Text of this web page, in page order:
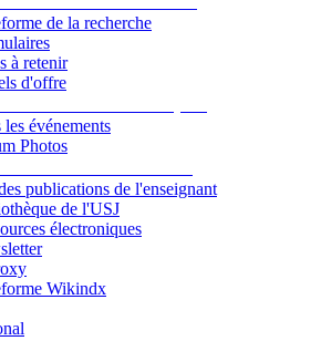
de la recherche
à retenir
d'offre
les événements
Photos
publications de l'enseignant
de l'USJ
électroniques
Wikindx